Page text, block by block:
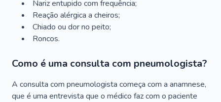
Nariz entupido com frequência;
Reação alérgica a cheiros;
Chiado ou dor no peito;
Roncos.
Como é uma consulta com pneumologista?
A consulta com pneumologista começa com a anamnese,
que é uma entrevista que o médico faz com o paciente